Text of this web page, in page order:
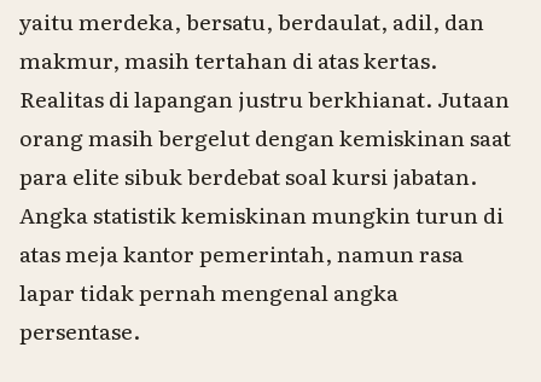
yaitu merdeka, bersatu, berdaulat, adil, dan
makmur, masih tertahan di atas kertas.
Realitas di lapangan justru berkhianat. Jutaan
orang masih bergelut dengan kemiskinan saat
para elite sibuk berdebat soal kursi jabatan.
Angka statistik kemiskinan mungkin turun di
atas meja kantor pemerintah, namun rasa
lapar tidak pernah mengenal angka
persentase.